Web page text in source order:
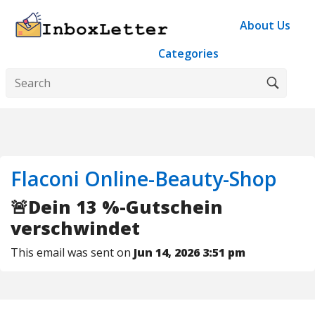
About Us
Categories
Flaconi Online-Beauty-Shop
🚨Dein 13 %-Gutschein
verschwindet
This email was sent on Jun 14, 2026 3:51 pm